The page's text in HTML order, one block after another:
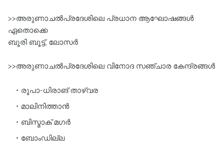
>>അരുണാചൽപ്രദേശിലെ പ്രധാന ആഘോഷങ്ങൾ
ഏതൊക്കെ
ബൂരി ബൂട്ട്‌, ലോസർ
>>അരുണാചൽപ്രദേശിലെ വിനോദ സഞ്ചാര കേന്ദ്രങ്ങൾ
രൂപാ-ധിരാങ്‌ താഴ്വര
മാലിനിത്താൻ
ബിസ്മാക്‌ മഗർ
ബോംഡില്ല